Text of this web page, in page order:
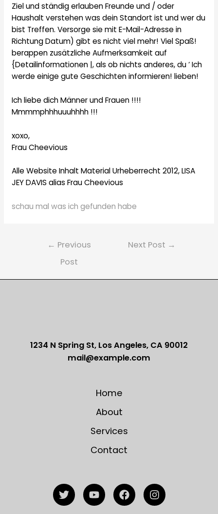
Ziel und ständig erlauben Freunde und / oder
Haushalt verstehen was dein Standort ist und wer du
bist Treffen. Versorge sie mit E-Mail-Adresse in
Richtung Datum) gibt es nicht viel mehr! Viel Spaß!
berappen zusätzliche Aufmerksamkeit auf
{Detailinformationen |, als ob nichts anderes, du ‘ Ich
werde einige gute Geschichten informieren! lieben!
Ich liebe dich Männer und Frauen !!!!
Mmmmphhhuuuhhhh !!!
xoxo,
Frau Cheevious
Alle Website Inhalt Material Urheberrecht 2012, LISA
JEY DAVIS alias Frau Cheevious
schau mal was ich gefunden habe
← Previous
Post
Next Post →
1234 N Spring St, Los Angeles, CA 90012
mail@example.com
Home
About
Services
Contact